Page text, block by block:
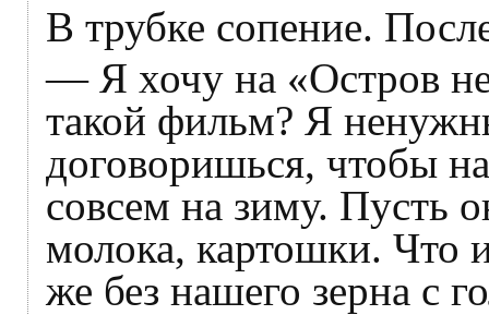
В трубке сопение.
— Я хочу на «Остров
такой фильм? Я
договоришься, чтобы
совсем на зиму. Пусть
молока, картошки.
же без нашего зерна с